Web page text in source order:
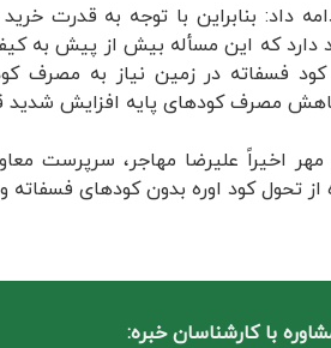
داد: بنابراین با توجه به قدرت
دارد که این مسأله بیش از پیش به
کود فسفاته در زمین نیاز به مصرف
مصرف کودهای پایه افزایش شدید
اخیراً علیرضا مهاجر، سرپرست
از تحول کود اوره بدون کودهای فسفاته
با کارشناسان خبره: